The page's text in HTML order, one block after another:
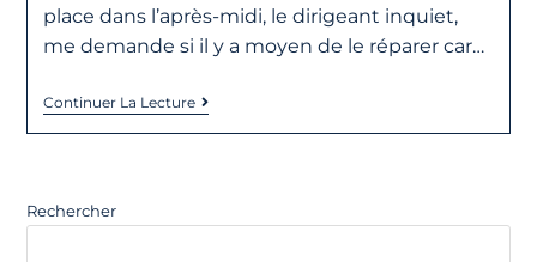
place dans l’après-midi, le dirigeant inquiet,
me demande si il y a moyen de le réparer car…
Continuer La Lecture
Rechercher